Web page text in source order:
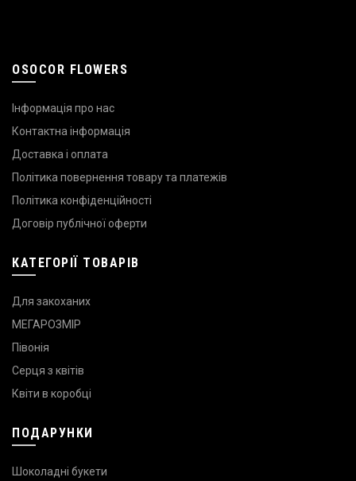
OSOCOR FLOWERS
Інформація про нас
Контактна інформація
Доставка і оплата
Політика повернення товару та платежів
Політика конфіденційності
Договір публічної оферти
КАТЕГОРІЇ ТОВАРІВ
Для закоханих
МЕГАРОЗМІР
Півонія
Серця з квітів
Квіти в коробці
ПОДАРУНКИ
Шоколадні букети